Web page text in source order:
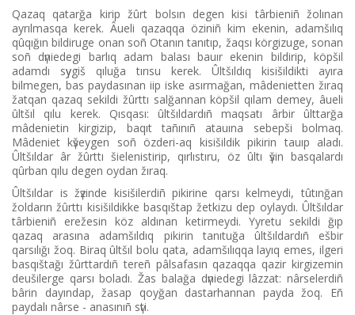
Qazaq qatarğa kіrіp žûrt bolsın degen kіsі târbienіñ žolınan
ayrılmasqa kerek. Âuelі qazaqqa özіnіñ kіm ekenіn, adamšılıq
qûqığın bіldіruge onan soñ Otanın tanıtıp, žaqsı körgіzuge, sonan
soñ dүniedegі barlıq adam balası bauır ekenіn bіldіrіp, köpšіl
adamdı sүygіš qıluğa tırısu kerek. Ûltšıldıq kіsіšіldіktі ayıra
bіlmegen, bas paydasınan iіp іske asırmağan, mâdenietten žıraq
žatqan qazaq sekіldі žûrttı salğannan köpšіl qılam demey, âuelі
ûltšıl qılu kerek. Qısqası: ûltšıldardıñ maqsatı ârbіr ûlttarğa
mâdenietіn kіrgіzіp, baqıt tañınıñ atauına sebepšі bolmaq.
Mâdeniet kүšeygen soñ özderі-aq kіsіšіldіk pіkіrіn tauıp aladı.
Ûltšıldar âr žûrttı šielenіstіrіp, qırlıstıru, öz ûltı үšіn basqalardı
qûrban qılu degen oydan žıraq.
Ûltšıldar іs žүzіnde kіsіšіlerdіñ pіkіrіne qarsı kelmeydі, tûtınğan
žoldarın žûrttı kіsіšіldіkke basqıštap žetkіzu dep oylaydı. Ûltšıldar
târbienіñ erežesіn köz aldınan ketіrmeydі. Үyretu sekіldі ğıp
qazaq arasına adamšıldıq pіkіrіn tanıtuğa ûltšıldardıñ ešbіr
qarsılığı žoq. Bіraq ûltšıl bolu qata, adamšılıqqa layıq emes, іlgerі
basqıštağı žûrttardıñ tereñ pâlsafasın qazaqqa qazіr kіrgіzemіn
deušіlerge qarsı boladı. Žas balağa dүniedegі lâzzat: nârselerdіñ
bârіn dayındap, žasap qoyğan dastarhannan payda žoq. Eñ
paydalı nârse - anasınıñ sүtі.